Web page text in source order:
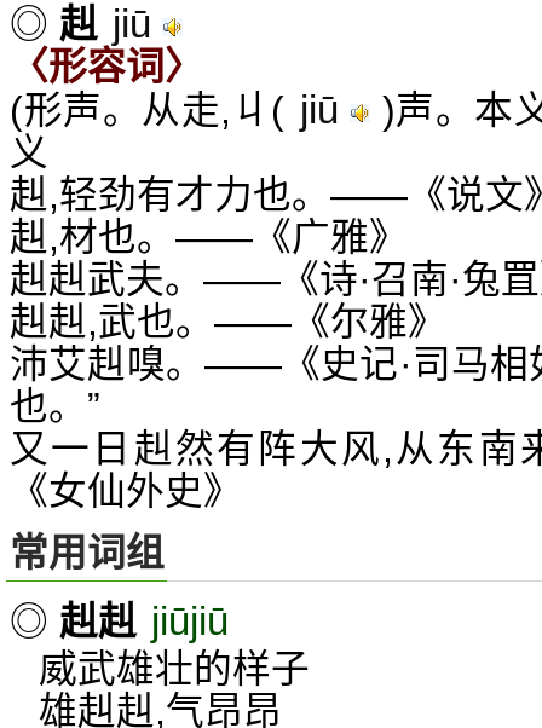
◎ 赳 jiū
〈形容词〉
(形声。从走,丩( jiū
)声。本
义
赳,轻劲有才力也。——《说文
赳,材也。——《广雅》
赳赳武夫。——《诗·召南·兔罝
赳赳,武也。——《尔雅》
沛艾赳嗅。——《史记·司马相
也。”
又一日赳然有阵大风,从东
《女仙外史》
常用词组
◎ 赳赳 jiūjiū
威武雄壮的样子
雄赳赳,气昂昂